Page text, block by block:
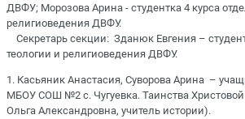
ДВФУ; Морозова Арина - студентка 4 курса
религиоведения ДВФУ.
Секретарь секции: Зданюк Евгения –
теологии и религиоведения ДВФУ.
1. Касьяник Анастасия, Суворова Арина –
МБОУ СОШ №2 с. Чугуевка. Таинства
Ольга Александровна, учитель истории).